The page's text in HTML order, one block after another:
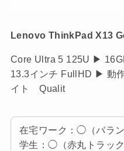
Lenovo ThinkPad X13
Core Ultra 5 125U ▶
13.3インチ FullHD ▶ 動
イト Qualit
在宅ワーク：◯（バラン
学生：◯（赤丸トラッ